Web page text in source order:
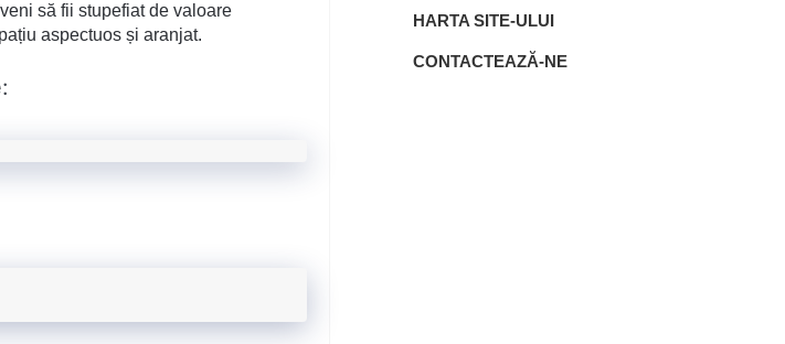
să fii stupefiat de valoare
aspectuos și aranjat.
HARTA SITE-ULUI
CONTACTEAZĂ-NE